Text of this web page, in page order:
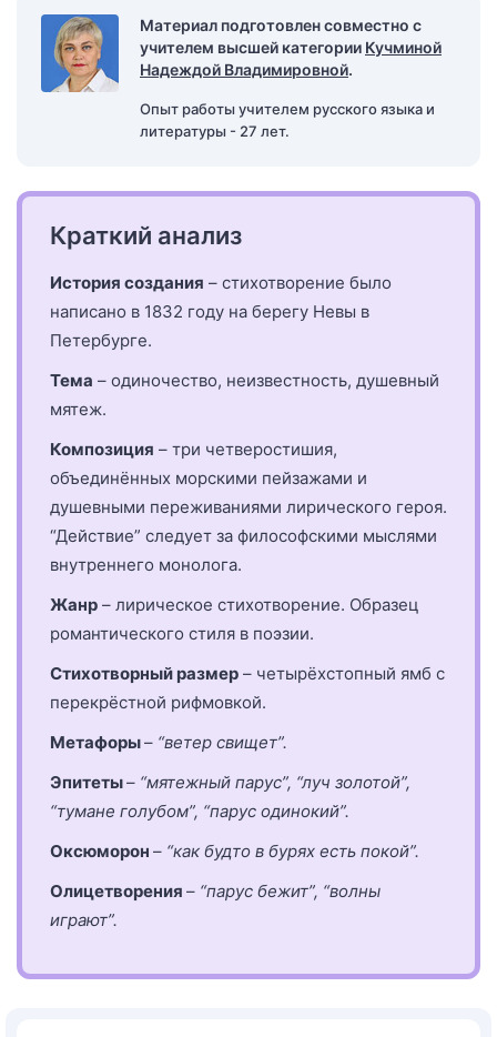
Материал подготовлен совместно с
учителем высшей категории Кучминой
Надеждой Владимировной.
Опыт работы учителем русского языка и
литературы - 27 лет.
Краткий анализ
История создания – стихотворение было
написано в 1832 году на берегу Невы в
Петербурге.
Тема – одиночество, неизвестность, душевный
мятеж.
Композиция – три четверостишия,
объединённых морскими пейзажами и
душевными переживаниями лирического героя.
“Действие” следует за философскими мыслями
внутреннего монолога.
Жанр – лирическое стихотворение. Образец
романтического стиля в поэзии.
Стихотворный размер – четырёхстопный ямб с
перекрёстной рифмовкой.
Метафоры– “ветер свищет”.
Эпитеты– “мятежный парус”, “луч золотой”,
“тумане голубом”, “парус одинокий”.
Оксюморон – “как будто в бурях есть покой”.
Олицетворения – “парус бежит”, “волны
играют”.